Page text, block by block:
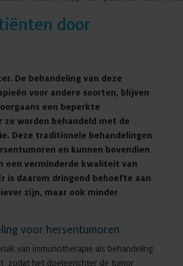
door
De behandeling van deze
voor andere soorten, blijven
een beperkte
ze worden behandeld met de
Deze traditionele behandelingen
en kunnen bovendien
een verminderde kwaliteit van
is daarom dringend behoefte aan
zijn, maar ook minder
voor hersentumoren
van immunotherapie als behandeling
zodat het doelgerichter de tumor